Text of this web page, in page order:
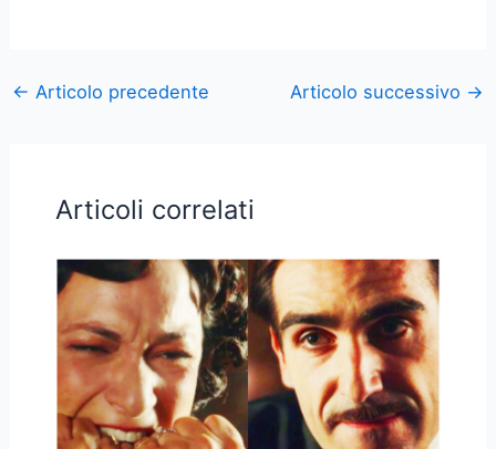
← Articolo precedente Articolo successivo →
Articoli correlati